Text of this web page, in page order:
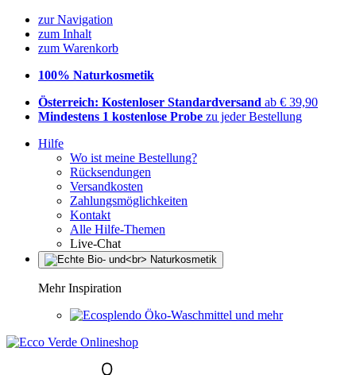
zur Navigation
zum Inhalt
zum Warenkorb
100% Naturkosmetik
Österreich: Kostenloser Standardversand ab € 39,90
Mindestens 1 kostenlose Probe zu jeder Bestellung
Hilfe
Wo ist meine Bestellung?
Rücksendungen
Versandkosten
Zahlungsmöglichkeiten
Kontakt
Alle Hilfe-Themen
Live-Chat
Mehr Inspiration
Öko-Waschmittel und mehr